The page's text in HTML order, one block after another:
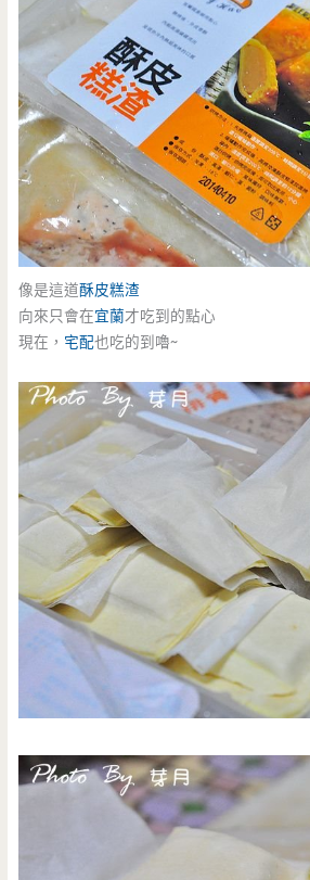
像是這道酥皮糕渣
向來只會在宜蘭才吃到的點心
現在， 宅配也吃的到嚕~